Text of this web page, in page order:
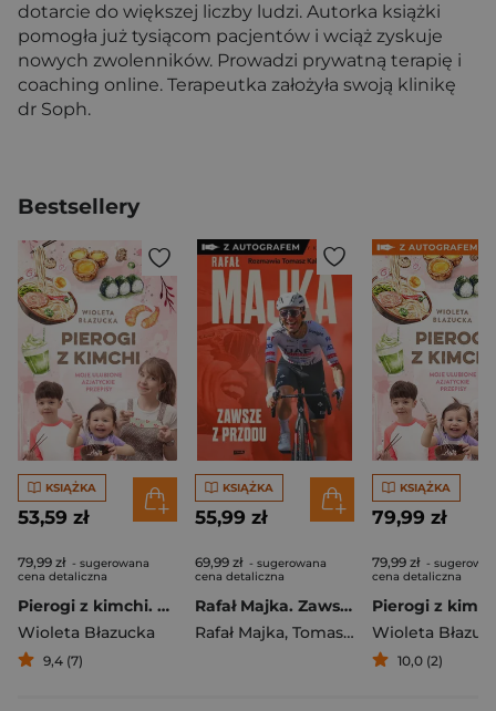
dotarcie do większej liczby ludzi. Autorka książki
pomogła już tysiącom pacjentów i wciąż zyskuje
nowych zwolenników. Prowadzi prywatną terapię i
coaching online. Terapeutka założyła swoją klinikę
dr Soph.
Bestsellery
KSIĄŻKA
53,59 zł
79,99 zł - sugerowana
cena detaliczna
Pierogi z kimchi. Moje ulubione azjatyckie przepisy
Wioleta Błazucka
9,4 (7)
KSIĄŻKA
55,99 zł
69,99 zł - sugerowana
cena detaliczna
Rafał Majka. Zawsze z przodu. Rozmawia Tomasz Kalemba - książka z autografem
Rafał Majka, Tomasz Kalemba
KSIĄŻKA
79,99 zł
79,99 zł -
cena detaliczna
Wioleta
10,0 (2)